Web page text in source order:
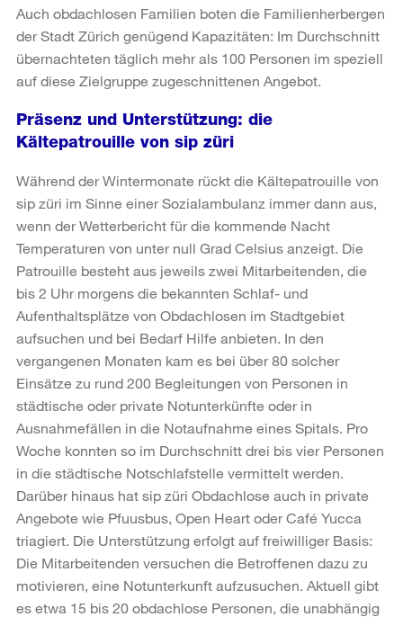
Auch obdachlosen Familien boten die Familienherbergen
der Stadt Zürich genügend Kapazitäten: Im Durchschnitt
übernachteten täglich mehr als 100 Personen im speziell
auf diese Zielgruppe zugeschnittenen Angebot.
Präsenz und Unterstützung: die
Kältepatrouille von sip züri
Während der Wintermonate rückt die Kältepatrouille von
sip züri im Sinne einer Sozialambulanz immer dann aus,
wenn der Wetterbericht für die kommende Nacht
Temperaturen von unter null Grad Celsius anzeigt. Die
Patrouille besteht aus jeweils zwei Mitarbeitenden, die
bis 2 Uhr morgens die bekannten Schlaf- und
Aufenthaltsplätze von Obdachlosen im Stadtgebiet
aufsuchen und bei Bedarf Hilfe anbieten. In den
vergangenen Monaten kam es bei über 80 solcher
Einsätze zu rund 200 Begleitungen von Personen in
städtische oder private Notunterkünfte oder in
Ausnahmefällen in die Notaufnahme eines Spitals. Pro
Woche konnten so im Durchschnitt drei bis vier Personen
in die städtische Notschlafstelle vermittelt werden.
Darüber hinaus hat sip züri Obdachlose auch in private
Angebote wie Pfuusbus, Open Heart oder Café Yucca
triagiert. Die Unterstützung erfolgt auf freiwilliger Basis:
Die Mitarbeitenden versuchen die Betroffenen dazu zu
motivieren, eine Notunterkunft aufzusuchen. Aktuell gibt
es etwa 15 bis 20 obdachlose Personen, die unabhängig